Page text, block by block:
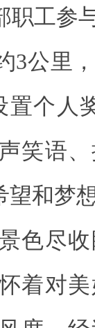
职工参
里，
置个人
笑语
望和梦
色尽
着对